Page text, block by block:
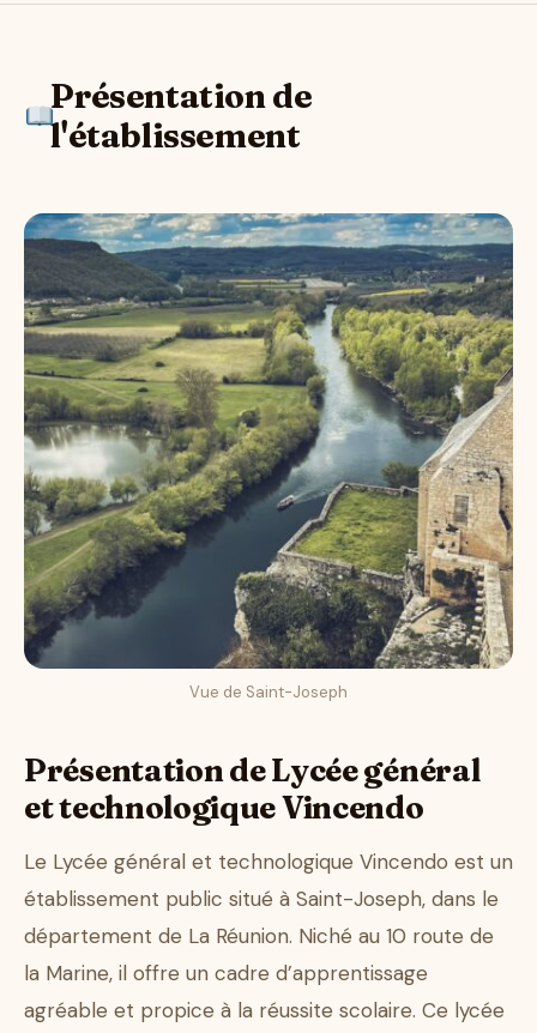
Présentation de
l'établissement
Vue de Saint-Joseph
Présentation de Lycée général
et technologique Vincendo
Le Lycée général et technologique Vincendo est un
établissement public situé à Saint-Joseph, dans le
département de La Réunion. Niché au 10 route de
la Marine, il offre un cadre d’apprentissage
agréable et propice à la réussite scolaire. Ce lycée